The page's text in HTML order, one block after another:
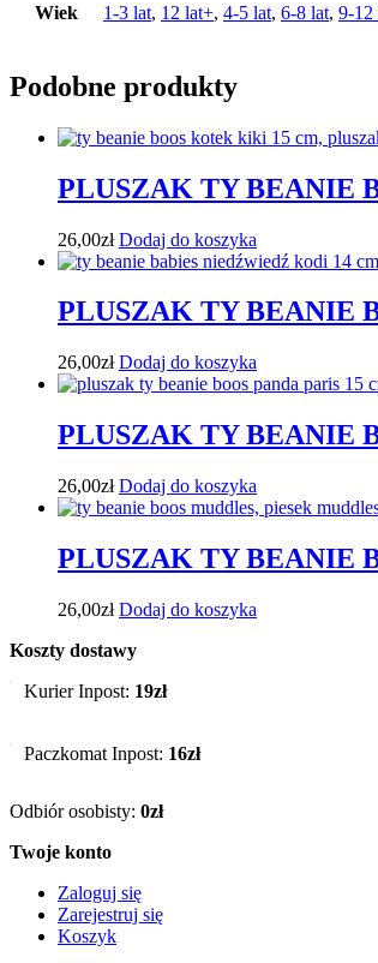
Wiek 1-3 lat, 12 lat+, 4-5 lat, 6-8 lat, 9-12
Podobne produkty
PLUSZAK TY BEANIE
26,00zł Dodaj do koszyka
PLUSZAK TY BEANIE
26,00zł Dodaj do koszyka
PLUSZAK TY BEANIE
26,00zł Dodaj do koszyka
PLUSZAK TY BEANIE
26,00zł Dodaj do koszyka
Koszty dostawy
Kurier Inpost: 19zł
Paczkomat Inpost: 16zł
Odbiór osobisty: 0zł
Twoje konto
Zaloguj się
Zarejestruj się
Koszyk